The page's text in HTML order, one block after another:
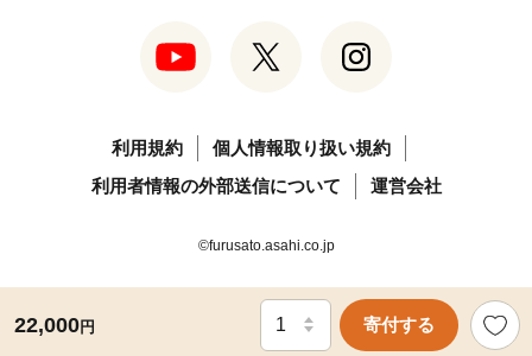
22,000円 寄付する
利用規約
個人情報取り扱い規約
利用者情報の外部送信について
運営会社
©furusato.asahi.co.jp